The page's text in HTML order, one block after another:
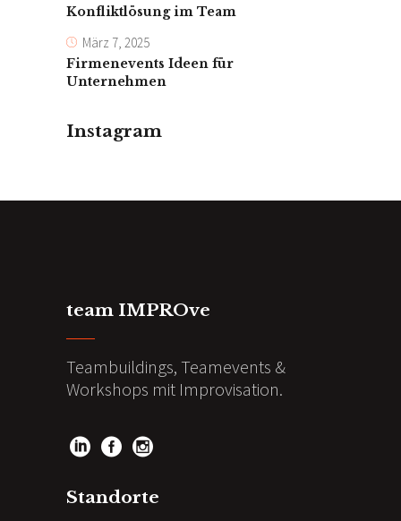
Konfliktlösung im Team
März 7, 2025
Firmenevents Ideen für
Unternehmen
Instagram
team IMPROve
Teambuildings, Teamevents &
Workshops mit Improvisation.
Standorte